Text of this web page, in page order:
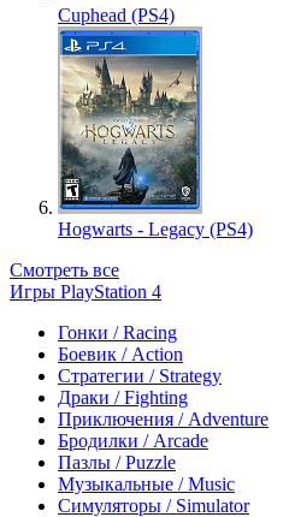
Cuphead (PS4)
Hogwarts - Legacy (PS4)
Смотреть все
Игры PlayStation 4
Гонки / Racing
Боевик / Action
Стратегии / Strategy
Драки / Fighting
Приключения / Adventure
Бродилки / Arcade
Пазлы / Puzzle
Музыкальные / Music
Симуляторы / Simulator